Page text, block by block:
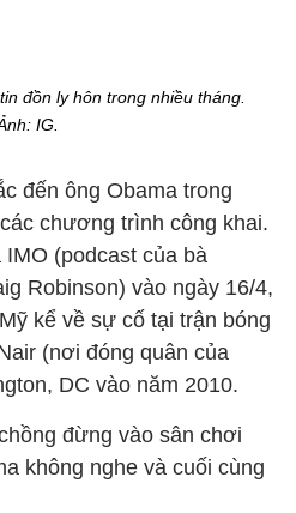
đồn ly hôn trong nhiều tháng.
IG.
đến ông Obama trong
chương trình công khai.
(podcast của bà
Robinson) vào ngày 16/4,
kể về sự cố tại trận bóng
(nơi đóng quân của
DC vào năm 2010.
đừng vào sân chơi
không nghe và cuối cùng